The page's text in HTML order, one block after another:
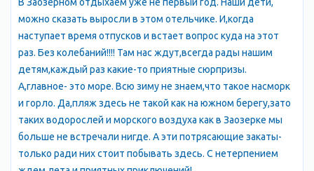
В Заозерном отдыхаем уже не первый год. Наши дети,
можно сказать выросли в этом отельчике. И,когда
наступает время отпусков и встает вопрос куда на этот
раз. Без колебаний!!!! Там нас ждут,всегда рады нашим
детям,каждый раз какие-то приятные сюрпризы.
А,главное- это море. Всю зиму не знаем,что такое насморк
и горло. Да,пляж здесь не такой как на южном берегу,зато
таких водорослей и морского воздуха как в Заозерке мы
больше не встречали нигде. А эти потрясающие закаты-
только ради них стоит побывать здесь. С нетерпением